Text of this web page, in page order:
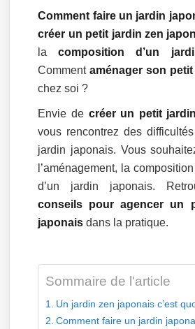
Comment faire un jardin
créer un petit jardin zen
lacomposition d’un
Commentaménager son
chez soi ?
Envie de créer un petit
vous rencontrez des
jardin japonais. Vous
l’aménagement, la
d’un jardin japonais.
conseils pour agencer un
japonais dans la pratique.
Sommaire de l'article
Un jardin zen japonais c’est
Comment faire un jardin